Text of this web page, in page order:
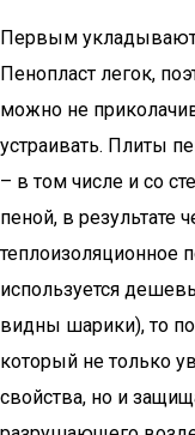
Первым укладывают
Пенопласт легок,
можно не
устраивать. Плиты
– в том числе и со
пеной, в результате
теплоизоляционное
используется
видны шарики), то
который не только
свойства, но и